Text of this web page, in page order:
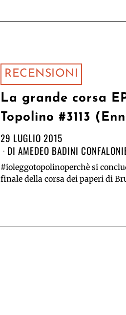
RECENSIONI
La grande corsa
Topolino #3113
29 LUGLIO 2015
DI AMEDEO BADINI
#ioleggotopolinoperchè si
finale della corsa dei paperi di